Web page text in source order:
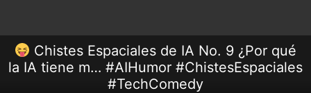
Chistes Espaciales de IA No. 9 ¿Por qué
la IA tiene m… #AIHumor #ChistesEspaciales
#TechComedy